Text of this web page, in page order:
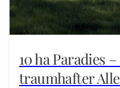
10 ha Paradies
traumhafter